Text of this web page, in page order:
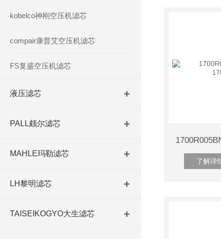
kobelco神刚空压机滤芯
compair康普艾空压机滤芯
FS复盛空压机滤芯
液压滤芯
PALL颇尔滤芯
MAHLE玛勒滤芯
LH黎明滤芯
TAISEIKOGYO大生滤芯
了解详